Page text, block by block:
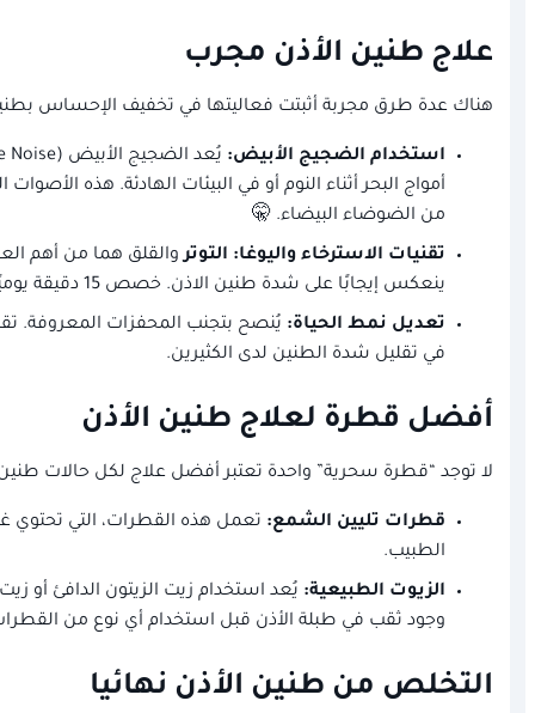
علاج طنين الأذن مجرب
هناك عدة طرق مجربة أثبتت فعاليتها في تخفيف الإحساس
استخدام الضجيج الأبيض:
أمواج البحر أثناء النوم أو في البيئات الهادئة. هذه
من الضوضاء البيضاء. 🤫
تقنيات الاسترخاء واليوغا: التوتروالقلق هما من أهم
ينعكس إيجابًا على شدة طنين الاذن. خصص 15 دقيقة يوميًا للاسترخاء وستلاحظ الفرق.
تعديل نمط الحياة: يُنصح بتجنب المحفزات المعروفة.
في تقليل شدة الطنين لدى الكثيرين.
أفضل قطرة لعلاج طنين الأذن
لا توجد “قطرة سحرية” واحدة تعتبر أفضل علاج لكل حالات
قطرات تليين الشمع: تعمل هذه القطرات، التي تحتوي
الطبيب.
الزيوت الطبيعية: يُعد استخدام زيت الزيتون الدافئ أو
وجود ثقب في طبلة الأذن قبل استخدام أي نوع من
التخلص من طنين الأذن نهائيا